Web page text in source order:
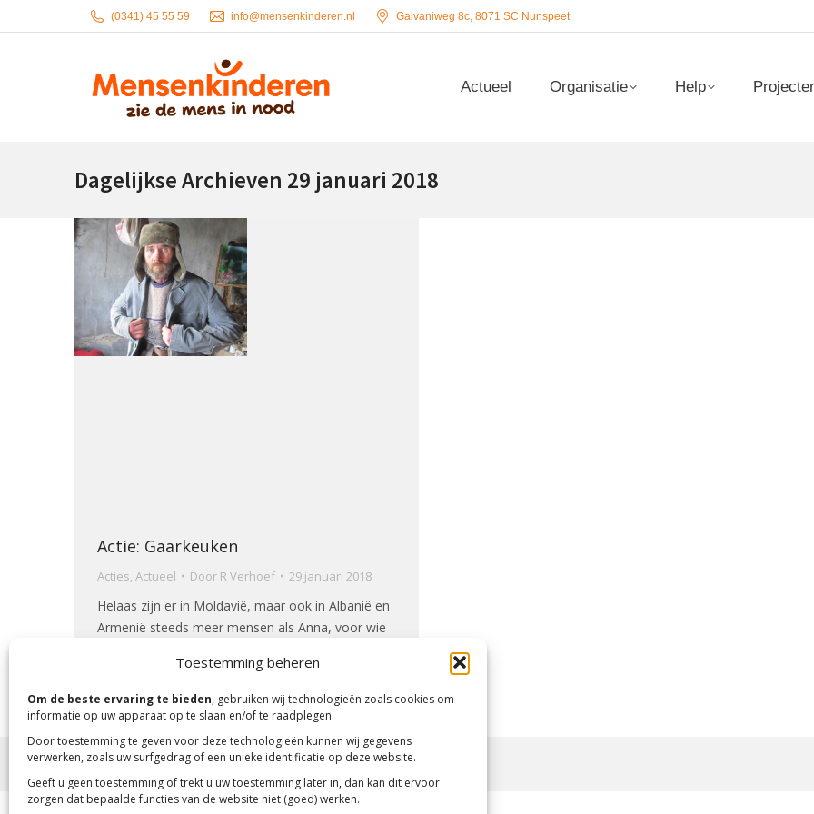
Toestemming beheren
Om de beste ervaring te bieden, gebruiken wij technologieën zoals cookies om
informatie op uw apparaat op te slaan en/of te raadplegen.
Door toestemming te geven voor deze technologieën kunnen wij gegevens
verwerken, zoals uw surfgedrag of een unieke identificatie op deze website.
Geeft u geen toestemming of trekt u uw toestemming later in, dan kan dit ervoor
zorgen dat bepaalde functies van de website niet (goed) werken.
(0341) 45 55 59 info@mensenkinderen.nl Galvaniweg 8c, 8071 SC Nunspeet
Actueel Organisatie Help
Dagelijkse Archieven 29 januari 2018
Actie: Gaarkeuken
Acties, Actueel Door R Verhoef 29 januari 2018
Helaas zijn er in Moldavië, maar ook in Albanië en
Armenië steeds meer mensen als Anna, voor wie
Copyright 2023 -Mensenkinderen
Actueel Organisatie Help